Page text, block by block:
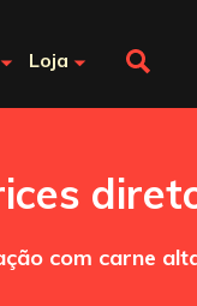
Loja
com carne